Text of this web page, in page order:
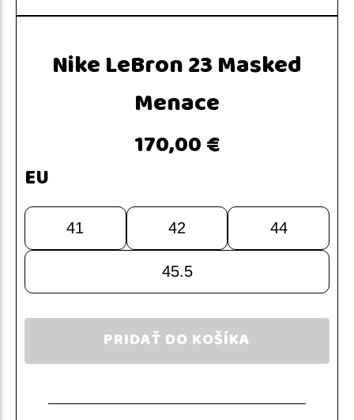
Nike LeBron 23 Masked
Menace
170,00 €
EU
41 42 44
45.5
PRIDAŤ DO KOŠÍKA